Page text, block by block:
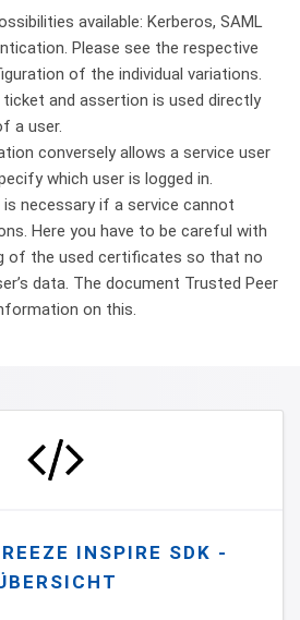
available: Kerberos, SAML
Please see the respective
of the individual variations.
ticket and assertion is used directly
a user.
conversely allows a service user
which user is logged in.
necessary if a service cannot
Here you have to be careful with
of the used certificates so that no
data. The document Trusted Peer
on this.
INSPIRE SDK -